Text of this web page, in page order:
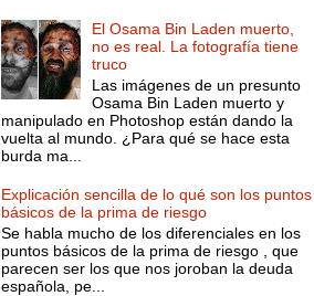
El Osama Bin Laden muerto,
no es real. La fotografía tiene
truco
Las imágenes de un presunto
Osama Bin Laden muerto y
manipulado en Photoshop están dando la
vuelta al mundo. ¿Para qué se hace esta
burda ma...
Explicación sencilla de lo qué son los puntos
básicos de la prima de riesgo
Se habla mucho de los diferenciales en los
puntos básicos de la prima de riesgo , que
parecen ser los que nos joroban la deuda
española, pe...